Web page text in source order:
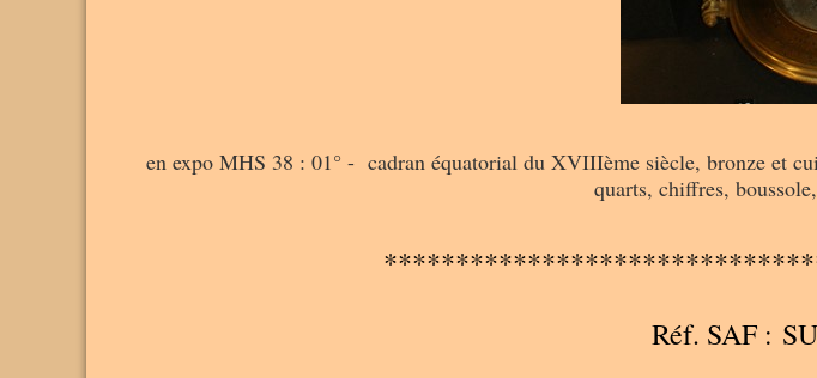
en expo MHS 38 : 01° - cadran équatorial du XVIIIème siècle, bronze et
quarts, chiffres,
Réf. SAF :